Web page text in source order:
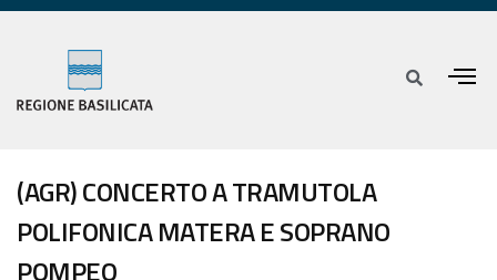
(AGR) CONCERTO A TRAMUTOLA
POLIFONICA MATERA E SOPRANO
POMPEO